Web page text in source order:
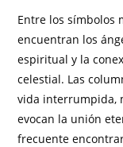
Entre los símbolos
encuentran los
espiritual y la
celestial. Las
vida interrumpida,
evocan la unión
frecuente